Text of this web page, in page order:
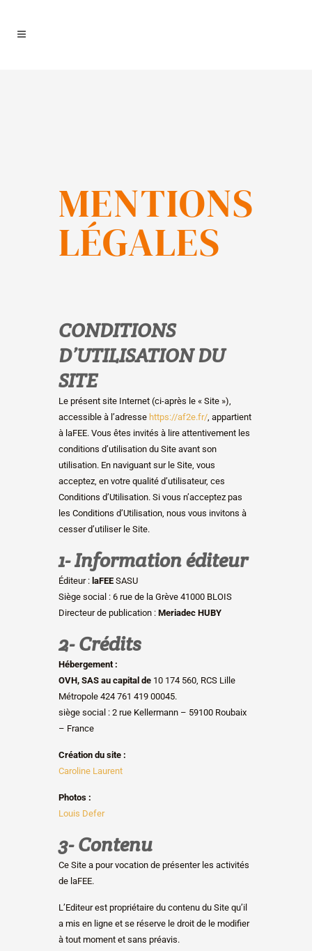
MENTIONS
LÉGALES
CONDITIONS
D’UTILISATION DU
SITE
Le présent site Internet (ci-après le « Site »),
accessible à l’adresse https://af2e.fr/, appartient
à laFEE. Vous êtes invités à lire attentivement les
conditions d’utilisation du Site avant son
utilisation. En naviguant sur le Site, vous
acceptez, en votre qualité d’utilisateur, ces
Conditions d’Utilisation. Si vous n’acceptez pas
les Conditions d’Utilisation, nous vous invitons à
cesser d’utiliser le Site.
1- Information éditeur
Éditeur : laFEE SASU
Siège social : 6 rue de la Grève 41000 BLOIS
Directeur de publication : Meriadec HUBY
2- Crédits
Hébergement :
OVH, SAS au capital de 10 174 560, RCS Lille
Métropole 424 761 419 00045.
siège social : 2 rue Kellermann – 59100 Roubaix
– France
Création du site :
Caroline Laurent
Photos :
Louis Defer
3- Contenu
Ce Site a pour vocation de présenter les activités
de laFEE.
L’Editeur est propriétaire du contenu du Site qu’il
a mis en ligne et se réserve le droit de le modifier
à tout moment et sans préavis.